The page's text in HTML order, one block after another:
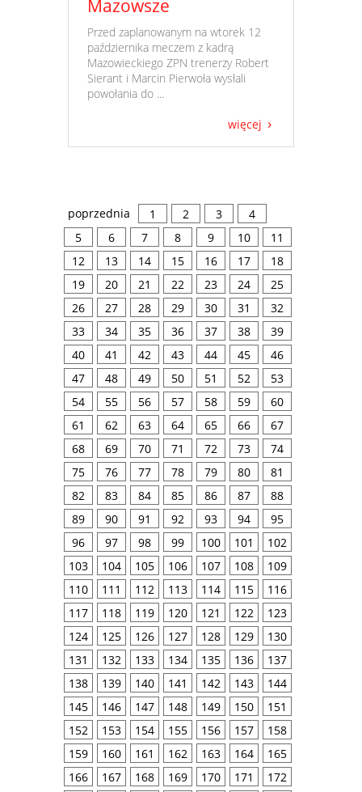
Mazowsze
​ Przed zaplanowanym na wtorek 12
października meczem z kadrą
Mazowieckiego ZPN trenerzy Robert
Sierant i Marcin Pierwoła wysłali
powołania do ...
więcej
poprzednia 1 2 3
4
5
6 7 8 9 10
11
12
13 14 15 16 17
18
19
20 21 22 23 24
25
26
27 28 29 30 31
32
33
34 35 36 37 38
39
40
41 42 43 44 45
46
47
48 49 50 51 52
53
54
55 56 57 58 59
60
61
62 63 64 65 66
67
68
69 70 71 72 73
74
75
76 77 78 79 80
81
82
83 84 85 86 87
88
89
90 91 92 93 94
95
96
97 98 99 100 101
102
103
104 105 106 107 108
109
110
111 112 113 114 115
116
117
118 119 120 121 122
123
124
125 126 127 128 129
130
131
132 133 134 135 136
137
138
139 140 141 142 143
144
145
146 147 148 149 150
151
152
153 154 155 156 157
158
159
160 161 162 163 164
165
166
167 168 169 170 171
172